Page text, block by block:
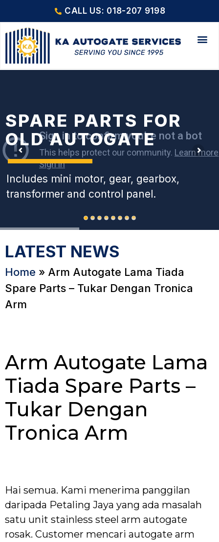
CALL US: 018-207 9198
SPARE PARTS FOR
OLD AUTOGATE
Includes mini motor, gear, gearbox,
transformer and control panel.
LATEST NEWS
Home » Arm Autogate Lama Tiada
Spare Parts – Tukar Dengan Tronica
Arm
Arm Autogate Lama
Tiada Spare Parts –
Tukar Dengan
Tronica Arm
Hai semua. Kami menerima panggilan
daripada Petaling Jaya yang ada masalah
satu unit stainless steel arm autogate
rosak. Customer mencari autogate arm